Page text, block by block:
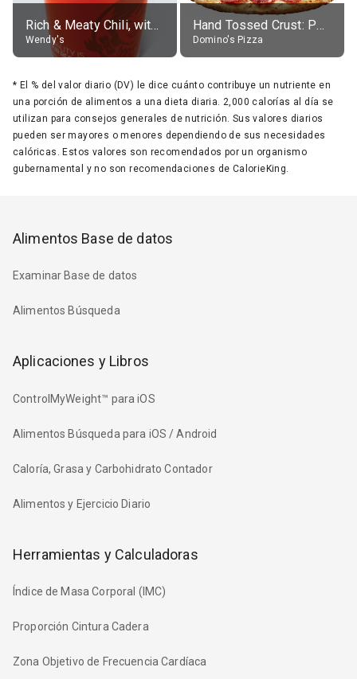
Rich & Meaty Chili, without toppings, large
Wendy's
Hand Tossed Crust: Pepperoni Pizza (Large 14")
Domino's Pizza
* El % del valor diario (DV) le dice cuánto contribuye un nutriente en
una porción de alimentos a una dieta diaria. 2,000 calorías al día se
utilizan para consejos generales de nutrición. Sus valores diarios
pueden ser mayores o menores dependiendo de sus necesidades
calóricas. Estos valores son recomendados por un organismo
gubernamental y no son recomendaciones de CalorieKing.
Alimentos Base de datos
Examinar Base de datos
Alimentos Búsqueda
Aplicaciones y Libros
ControlMyWeight™ para iOS
Alimentos Búsqueda para iOS / Android
Caloría, Grasa y Carbohidrato Contador
Alimentos y Ejercicio Diario
Herramientas y Calculadoras
Índice de Masa Corporal (IMC)
Proporción Cintura Cadera
Zona Objetivo de Frecuencia Cardíaca